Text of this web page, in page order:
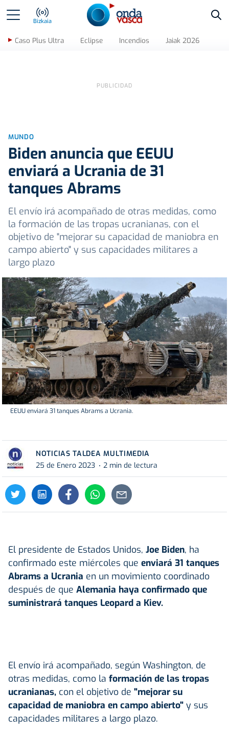
Bizkaia
Caso Plus Ultra Eclipse Incendios Jaiak 2026
MUNDO
Biden anuncia que EEUU
enviará a Ucrania de 31
tanques Abrams
El envío irá acompañado de otras medidas, como
la formación de las tropas ucranianas, con el
objetivo de "mejorar su capacidad de maniobra en
campo abierto" y sus capacidades militares a
largo plazo
EEUU enviará 31 tanques Abrams a Ucrania.
NOTICIAS TALDEA MULTIMEDIA
25 de Enero 2023
2 min de lectura
El presidente de Estados Unidos, Joe Biden, ha
confirmado este miércoles que enviará 31 tanques
Abrams a Ucrania en un movimiento coordinado
después de que Alemania haya confirmado que
suministrará tanques Leopard a Kiev.
El envío irá acompañado, según Washington, de
otras medidas, como la formación de las tropas
ucranianas, con el objetivo de "mejorar su
capacidad de maniobra en campo abierto" y sus
capacidades militares a largo plazo.